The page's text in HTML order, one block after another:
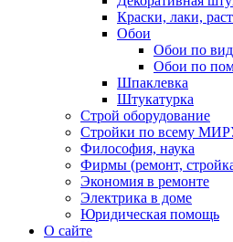
Краски, лаки,
Обои
Обои по
Обои по
Шпаклевка
Штукатурка
Строй оборудование
Стройки по всему
Философия, наука
Фирмы (ремонт,
Экономия в ремонте
Электрика в доме
Юридическая помощь
О сайте